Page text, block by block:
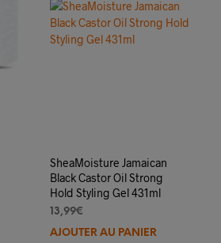
SheaMoisture Jamaican
Black Castor Oil Strong
Hold Styling Gel 431ml
13,99€
AJOUTER AU PANIER